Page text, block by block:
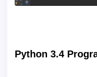
Python 3.4